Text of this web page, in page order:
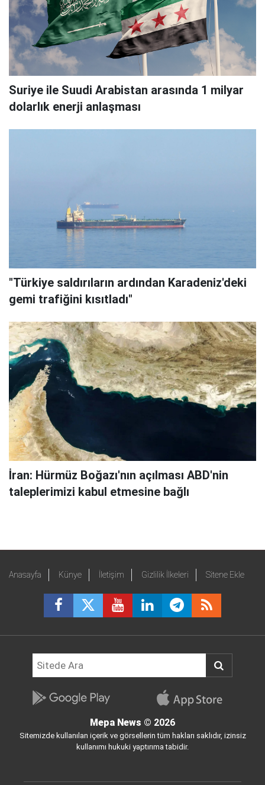
Suriye ile Suudi Arabistan arasında 1 milyar
dolarlık enerji anlaşması
"Türkiye saldırıların ardından Karadeniz'deki
gemi trafiğini kısıtladı"
İran: Hürmüz Boğazı'nın açılması ABD'nin
taleplerimizi kabul etmesine bağlı
Anasayfa Künye İletişim Gizlilik İlkeleri Sitene Ekle
Mepa News © 2026
Sitemizde kullanılan içerik ve görsellerin tüm hakları saklıdır, izinsiz
kullanımı hukuki yaptırıma tabidir.